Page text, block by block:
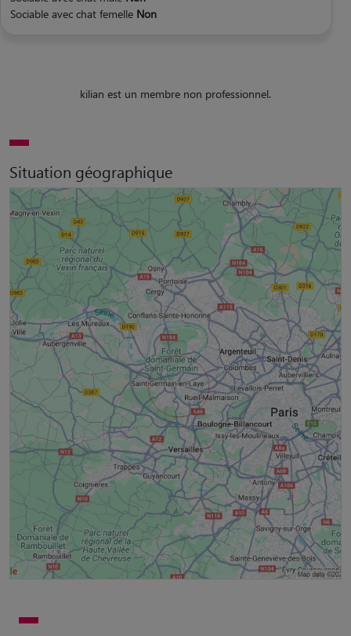
Sociable avec chat femelle Non
kilian est un membre non professionnel.
Situation géographique